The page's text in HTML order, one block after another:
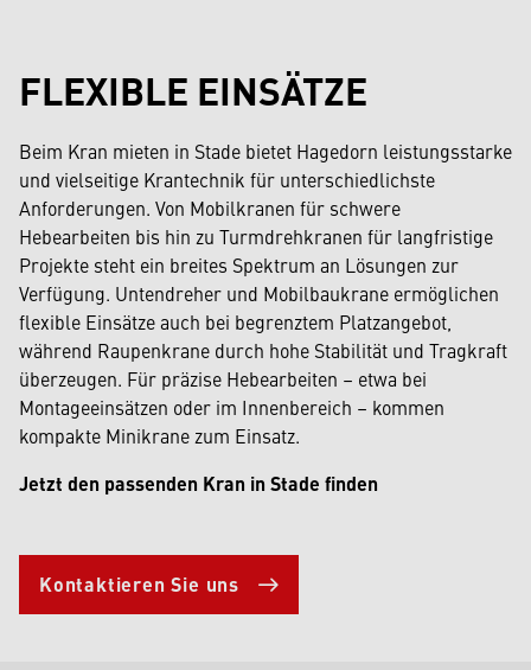
FLEXIBLE EINSÄTZE
Beim Kran mieten in Stade bietet Hagedorn leistungsstarke
und vielseitige Krantechnik für unterschiedlichste
Anforderungen. Von Mobilkranen für schwere
Hebearbeiten bis hin zu Turmdrehkranen für langfristige
Projekte steht ein breites Spektrum an Lösungen zur
Verfügung. Untendreher und Mobilbaukrane ermöglichen
flexible Einsätze auch bei begrenztem Platzangebot,
während Raupenkrane durch hohe Stabilität und Tragkraft
überzeugen. Für präzise Hebearbeiten – etwa bei
Montageeinsätzen oder im Innenbereich – kommen
kompakte Minikrane zum Einsatz.
Jetzt den passenden Kran in Stade finden
Kontaktieren Sie uns